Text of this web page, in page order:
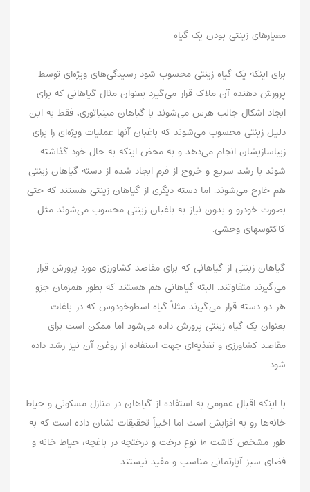
معیارهای زینتی بودن یک گیاه
برای اینکه یک گیاه زینتی محسوب شود رسیدگی‌های ویژه‌ای توسط
پرورش دهنده آن ملاک قرار می‌گیرد بعنوان مثال گیاهانی که برای
ایجاد اشکال جالب هرس می‌شوند یا گیاهان مینیاتوری، فقط به این
دلیل زینتی محسوب می‌شوند که باغبان آنها عملیات ویژه‌ای را برای
زیباسازیشان انجام می‌دهد و به محض اینکه به حال خود گذاشته
شوند با رشد سریع و خروج از فرم ایجاد شده از دسته گیاهان زینتی
هم خارج می‌شوند. اما دسته دیگری از گیاهان زینتی هستند که حتی
بصورت خودرو و بدون نیاز به باغبان زینتی محسوب می‌شوند مثل
کاکتوسهای وحشی.
گیاهان زینتی از گیاهانی که برای مقاصد کشاورزی مورد پرورش قرار
می‌گیرند متفاوتند. البته گیاهانی هم هستند که بطور همزمان جزو
هر دو دسته قرار می‌گیرند مثلاً گیاه اسطوخودوس که در باغات
بعنوان یک گیاه زینتی پرورش داده می‌شود اما ممکن است برای
مقاصد کشاورزی و تغذیه‌ای جهت استفاده از روغن آن نیز رشد داده
شود.
با اینکه اقبال عمومی به استفاده از گیاهان در منازل مسکونی و حیاط
خانه‌ها رو به افزایش است اما اخیراً تحقیقات نشان داده است که به
طور مشخص کاشت ۱۰ نوع درخت و درختچه در باغچه، حیاط خانه و
فضای سبز آپارتمانی مناسب و مفید نیستند.